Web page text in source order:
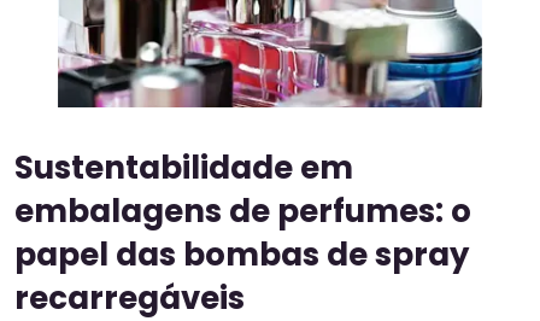
Sustentabilidade em
embalagens de perfumes: o
papel das bombas de spray
recarregáveis